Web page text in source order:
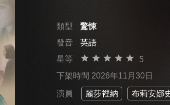
類型
驚悚
發音
英語
星等
5
下架時間 2026年11月30日
演員 麗莎裡納 布莉安娜